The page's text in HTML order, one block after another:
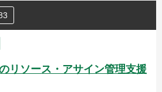
リソース・アサイン管理支援